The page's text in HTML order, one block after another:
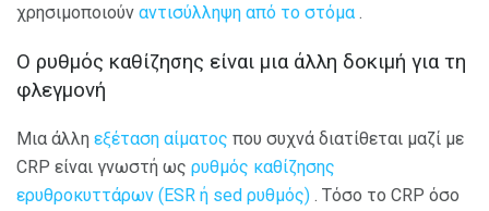
χρησιμοποιούν αντισύλληψη από το στόμα .
Ο ρυθμός καθίζησης είναι μια άλλη δοκιμή για τη
φλεγμονή
Μια άλλη εξέταση αίματος που συχνά διατίθεται μαζί με
CRP είναι γνωστή ως ρυθμός καθίζησης
ερυθροκυττάρων (ESR ή sed ρυθμός) . Τόσο το CRP όσο